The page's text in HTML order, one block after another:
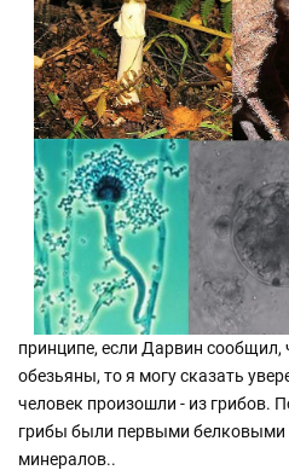
принципе, если Дарвин сообщил,
обезьяны, то я могу сказать
человек произошли - из грибов.
грибы были первыми белковыми
минералов..